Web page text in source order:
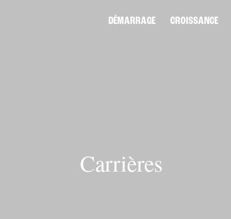
DÉMARRAGE CROISSANCE
Carrières